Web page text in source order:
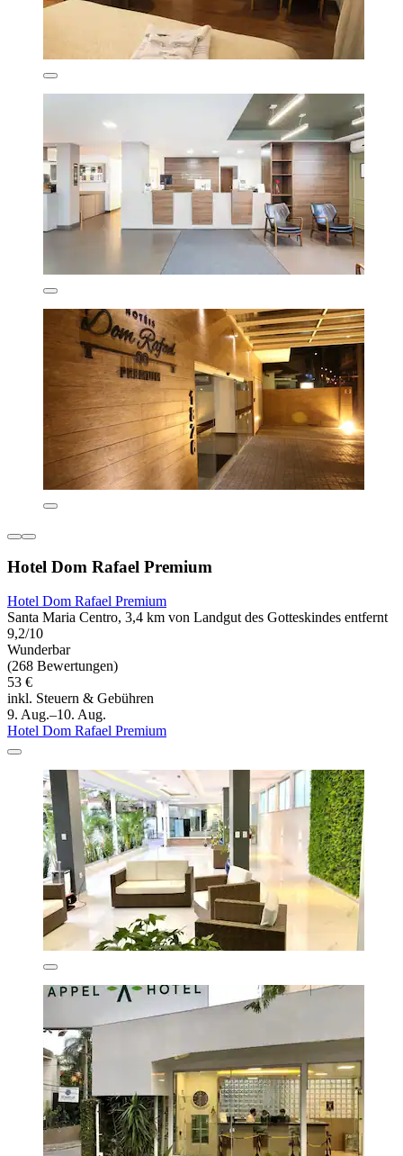
Hotel Dom Rafael Premium
Hotel Dom Rafael Premium
Santa Maria Centro, 3,4 km von Landgut des Gotteskindes entfernt
9,2/10
Wunderbar
(268 Bewertungen)
53 €
inkl. Steuern & Gebühren
9. Aug.–10. Aug.
Hotel Dom Rafael Premium